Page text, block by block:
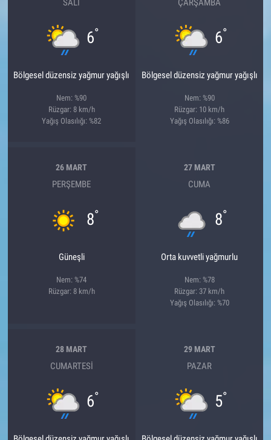
SALI
6°
Bölgesel düzensiz yağmur yağışlı
Nem: %90
Rüzgar: 8 km/h
Yağış Olasılığı: %82
ÇARŞAMBA
6°
Bölgesel düzensiz yağmur yağışlı
Nem: %90
Rüzgar: 10 km/h
Yağış Olasılığı: %86
26 MART
PERŞEMBE
8°
Güneşli
Nem: %74
Rüzgar: 8 km/h
27 MART
CUMA
8°
Orta kuvvetli yağmurlu
Nem: %78
Rüzgar: 37 km/h
Yağış Olasılığı: %70
28 MART
CUMARTESI
6°
29 MART
PAZAR
5°